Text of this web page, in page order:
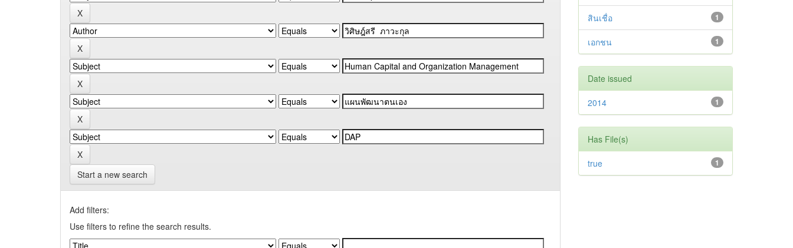
Start a new search
Add filters:
Use filters to refine the search results.
1
สินเชื่อ
1
เอกชน
Date issued
1
2014
Has File(s)
1
true